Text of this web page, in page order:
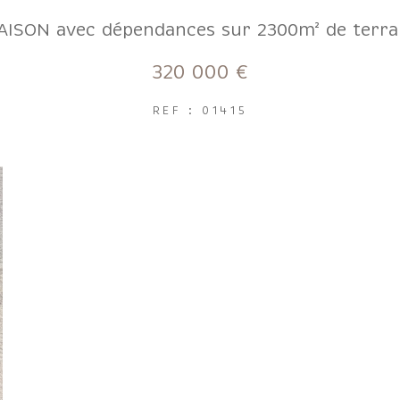
avec dépendances sur 2300m² de
320 000 €
REF : 01415